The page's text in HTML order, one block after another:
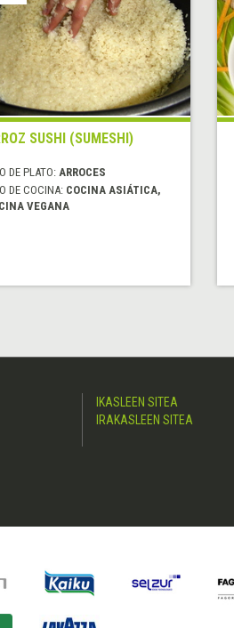
SUSHI (SUMESHI)
DE PLATO: ARROCES
DE COCINA: COCINA ASIÁTICA,
VEGANA
IKASLEEN SITEA
IRAKASLEEN SITEA